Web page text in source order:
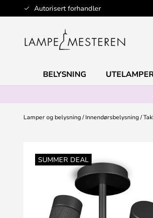
Autorisert forhandler
Hopp
til
BELYSNING
Lamper og belysning Innendørsbelysning
SUMMER DEAL
bildegalleri